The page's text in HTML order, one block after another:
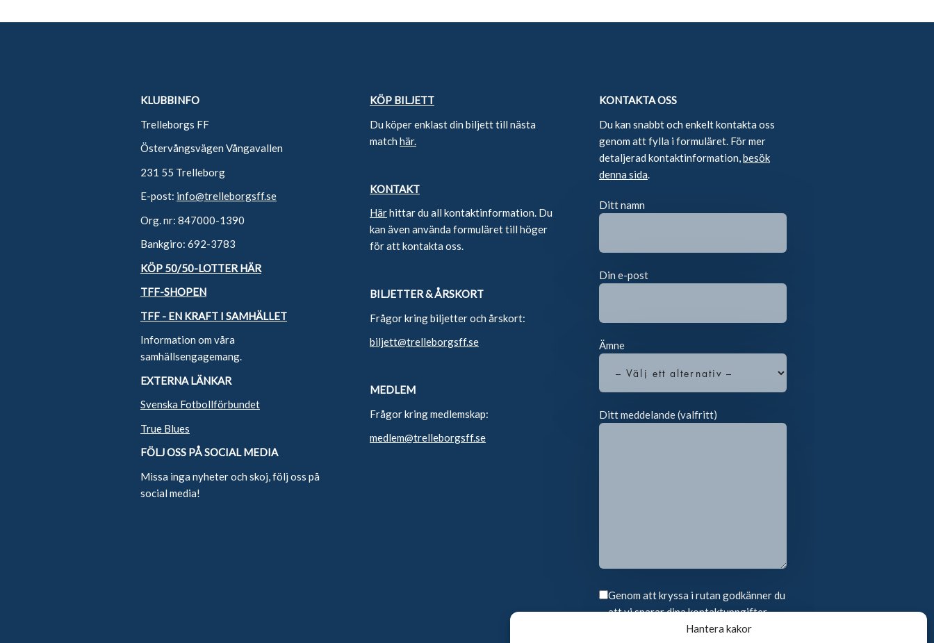
Hantera kakor
KLUBBINFO
Trelleborgs FF
Östervångsvägen Vångavallen
231 55 Trelleborg
E-post: info@trelleborgsff.se
Org. nr: 847000-1390
Bankgiro: 692-3783
KÖP 50/50-LOTTER HÄR
TFF-SHOPEN
TFF - EN KRAFT I SAMHÄLLET
Information om våra
samhällsengagemang.
EXTERNA LÄNKAR
Svenska Fotbollförbundet
True Blues
FÖLJ OSS PÅ SOCIAL MEDIA
Missa inga nyheter och skoj, följ oss på
social media!
KÖP BILJETT
Du köper enklast din biljett till nästa
match här.
KONTAKT
Härhittar du all kontaktinformation. Du
kan även använda formuläret till höger
för att kontakta oss.
BILJETTER & ÅRSKORT
Frågor kring biljetter och årskort:
biljett@trelleborgsff.se
MEDLEM
Frågor kring medlemskap:
medlem@trelleborgsff.se
KONTAKTA OSS
Du kan snabbt och enkelt kontakta oss
genom att fylla i formuläret. För mer
detaljerad kontaktinformation,besök
denna sida.
Ditt namn
Din e-post
Ämne
Ditt meddelande (valfritt)
Genom att kryssa i rutan godkänner du
att vi sparar dina kontaktuppgifter